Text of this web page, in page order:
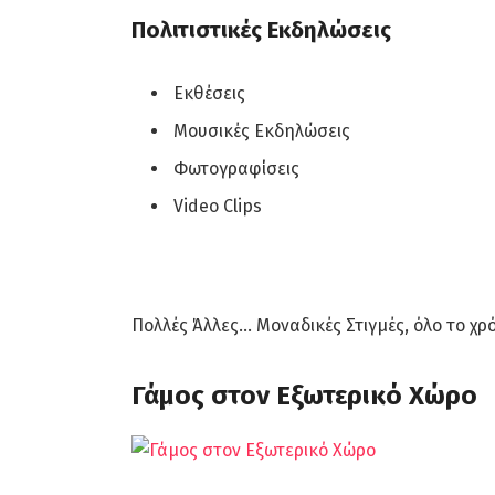
Πολιτιστικές Εκδηλώσεις
Εκθέσεις
Μουσικές Εκδηλώσεις
Φωτογραφίσεις
Video Clips
Πολλές Άλλες… Μοναδικές Στιγμές, όλο το
Γάμος στον Εξωτερικό Χώρο